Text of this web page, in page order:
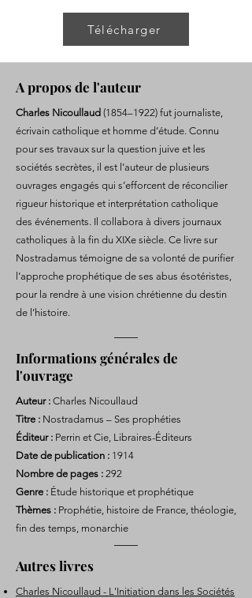
Télécharger
A propos de l'auteur
Charles Nicoullaud (1854–1922) fut journaliste,
écrivain catholique et homme d’étude. Connu
pour ses travaux sur la question juive et les
sociétés secrètes, il est l’auteur de plusieurs
ouvrages engagés qui s’efforcent de réconcilier
rigueur historique et interprétation catholique
des événements. Il collabora à divers journaux
catholiques à la fin du XIXe siècle. Ce livre sur
Nostradamus témoigne de sa volonté de purifier
l’approche prophétique de ses abus ésotéristes,
pour la rendre à une vision chrétienne du destin
de l’histoire.
Informations générales de
l'ouvrage
Auteur : Charles Nicoullaud
Titre : Nostradamus – Ses prophéties
Éditeur : Perrin et Cie, Libraires-Éditeurs
Date de publication : 1914
Nombre de pages : 292
Genre : Étude historique et prophétique
Thèmes : Prophétie, histoire de France, théologie,
fin des temps, monarchie
Autres livres
Charles Nicoullaud - L'Initiation dans les Sociétés